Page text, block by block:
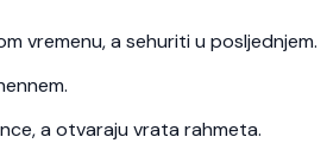
vremenu, a sehuriti u posljednjem.
a otvaraju vrata rahmeta.